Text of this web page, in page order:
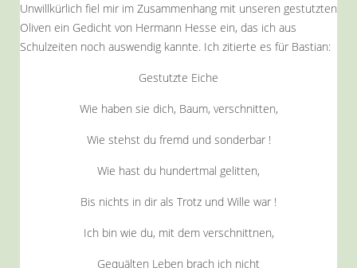
Unwillkürlich fiel mir im Zusammenhang mit unseren gestutzten
Oliven ein Gedicht von Hermann Hesse ein, das ich aus
Schulzeiten noch auswendig kannte. Ich zitierte es für Bastian:
Gestutzte Eiche
Wie haben sie dich, Baum, verschnitten,
Wie stehst du fremd und sonderbar !
Wie hast du hundertmal gelitten,
Bis nichts in dir als Trotz und Wille war !
Ich bin wie du, mit dem verschnittnen,
Gequälten Leben brach ich nicht